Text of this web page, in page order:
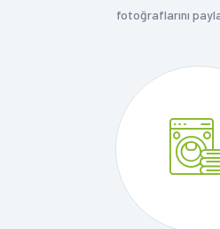
fotoğraflarını